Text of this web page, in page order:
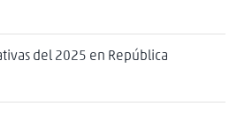
del 2025 en República